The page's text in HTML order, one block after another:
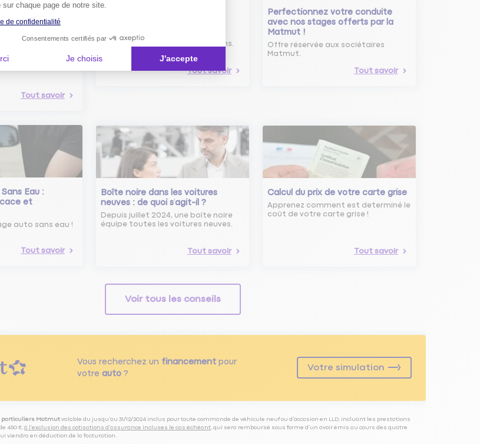
nouveau radar
radar tourelle et
infractions.
Tout savoir
Conseils pour choisir la meilleure
assurance auto selon vos besoins.
Tout savoir
Perfectionnez votre conduite
avec nos stages offerts par la
Matmut !
Offre réservée aux sociétaires
Matmut.
Tout savoir
Eau :
et
auto sans eau !
Tout savoir
Boîte noire dans les voitures
neuves : de quoi s’agit-il ?
Depuis juillet 2024, une boîte noire
équipe toutes les voitures neuves.
Tout savoir
Calcul du prix de votre carte grise
Apprenez comment est determiné le
coût de votre carte grise !
Tout savoir
Voir tous les conseils
Vous recherchez un financementpour
votre auto?
Votre simulation
particuliers Matmutvalable du jusqu’au 31/12/2024 inclus pour toute commande de véhicule neuf ou d’occasion en LLD, incluant les prestations
450 €, à l’exclusion des cotisations d’assurance incluses le cas échéant , qui sera remboursé sous forme d’un avoir émis au cours des quatre
viendra en déduction de la facturation.
sur chaque page de notre site.
de confidentialité
Consentements certifiés par
Je choisis J'accepte